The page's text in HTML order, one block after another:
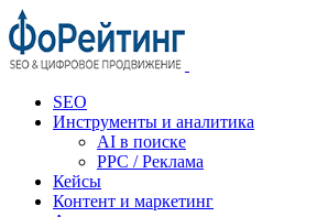
SEO
Инструменты и аналитика
AI в поиске
PPC / Реклама
Кейсы
Контент и маркетинг